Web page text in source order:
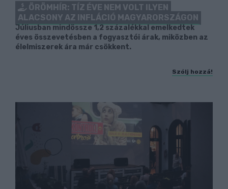
ÖRÖMHÍR: TÍZ ÉVE NEM VOLT ILYEN
ALACSONY AZ INFLÁCIÓ MAGYARORSZÁGON
Júliusban mindössze 1,2 százalékkal emelkedtek
éves összevetésben a fogyasztói árak, miközben az
élelmiszerek ára már csökkent.
Szólj hozzá!